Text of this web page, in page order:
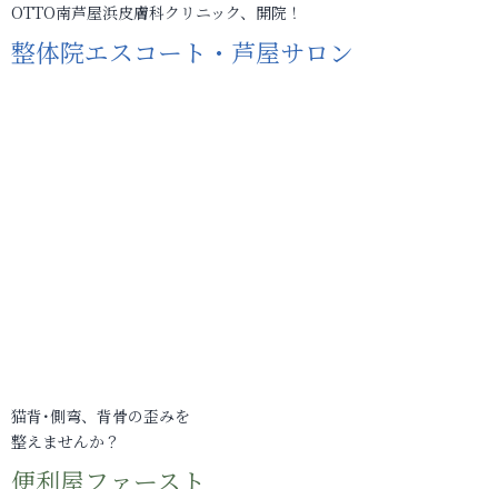
OTTO南芦屋浜皮膚科クリニック、開院！
整体院エスコート・芦屋サロン
猫背･側弯、背骨の歪みを
整えませんか？
便利屋ファースト